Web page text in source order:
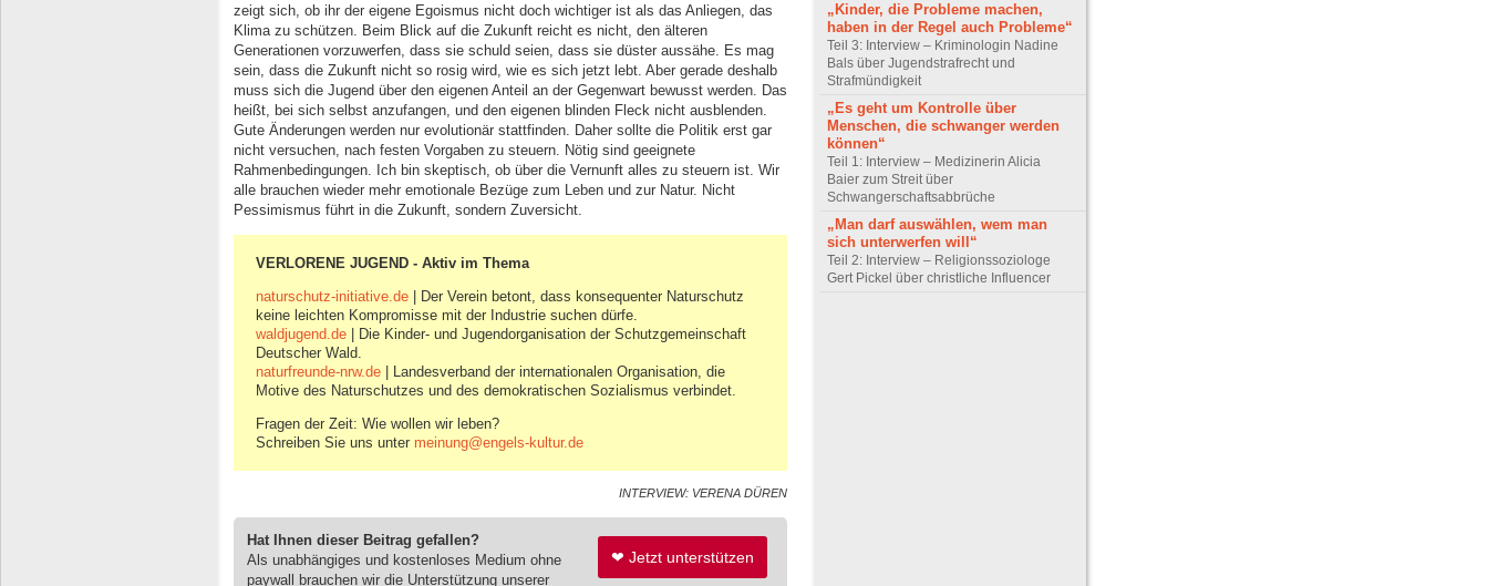
zeigt sich, ob ihr der eigene Egoismus nicht doch wichtiger ist als das Anliegen, das
Klima zu schützen. Beim Blick auf die Zukunft reicht es nicht, den älteren
Generationen vorzuwerfen, dass sie schuld seien, dass sie düster aussähe. Es mag
sein, dass die Zukunft nicht so rosig wird, wie es sich jetzt lebt. Aber gerade deshalb
muss sich die Jugend über den eigenen Anteil an der Gegenwart bewusst werden. Das
heißt, bei sich selbst anzufangen, und den eigenen blinden Fleck nicht ausblenden.
Gute Änderungen werden nur evolutionär stattfinden. Daher sollte die Politik erst gar
nicht versuchen, nach festen Vorgaben zu steuern. Nötig sind geeignete
Rahmenbedingungen. Ich bin skeptisch, ob über die Vernunft alles zu steuern ist. Wir
alle brauchen wieder mehr emotionale Bezüge zum Leben und zur Natur. Nicht
Pessimismus führt in die Zukunft, sondern Zuversicht.
VERLORENE JUGEND - Aktiv im Thema
naturschutz-initiative.de | Der Verein betont, dass konsequenter Naturschutz
keine leichten Kompromisse mit der Industrie suchen dürfe.
waldjugend.de | Die Kinder- und Jugendorganisation der Schutzgemeinschaft
Deutscher Wald.
naturfreunde-nrw.de | Landesverband der internationalen Organisation, die
Motive des Naturschutzes und des demokratischen Sozialismus verbindet.
Fragen der Zeit: Wie wollen wir leben?
Schreiben Sie uns unter meinung@engels-kultur.de
INTERVIEW: VERENA DÜREN
❤ Jetzt unterstützen
Hat Ihnen dieser Beitrag gefallen?
Als unabhängiges und kostenloses Medium ohne
paywall brauchen wir die Unterstützung unserer
„Kinder, die Probleme machen,
haben in der Regel auch Probleme“
Teil 3: Interview – Kriminologin Nadine
Bals über Jugendstrafrecht und
Strafmündigkeit
„Es geht um Kontrolle über
Menschen, die schwanger werden
können“
Teil 1: Interview – Medizinerin Alicia
Baier zum Streit über
Schwangerschaftsabbrüche
„Man darf auswählen, wem man
sich unterwerfen will“
Teil 2: Interview – Religionssoziologe
Gert Pickel über christliche Influencer